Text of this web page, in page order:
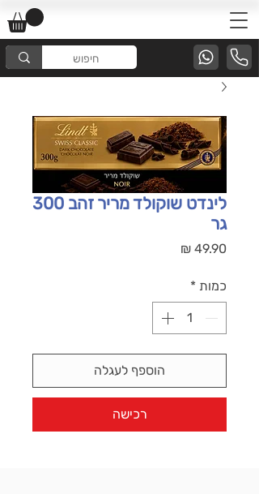
לינדט שוקולד מריר זהב 300
גר
כמות *
הוספף לעגלה
רכישה